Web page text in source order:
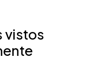
vistos